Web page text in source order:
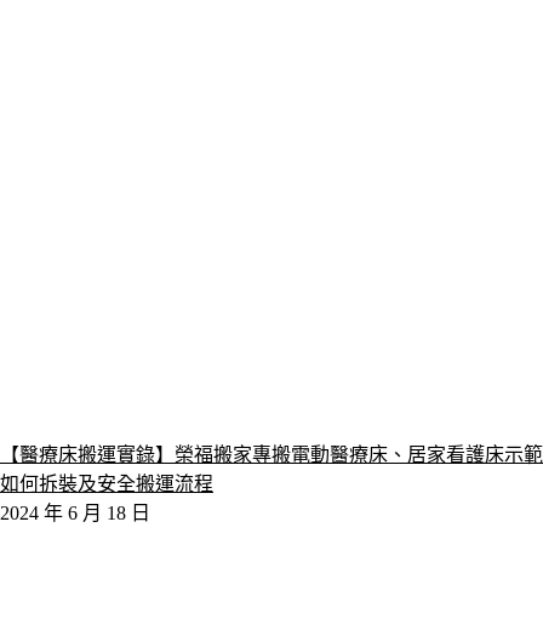
【醫療床搬運實錄】榮福搬家專搬電動醫療床、居家看護床示範
如何拆裝及安全搬運流程
2024 年 6 月 18 日